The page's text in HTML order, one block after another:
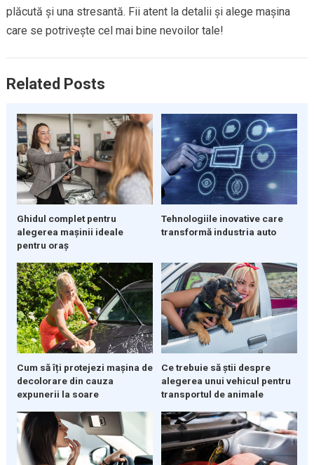
plăcută și una stresantă. Fii atent la detalii și alege mașina
care se potrivește cel mai bine nevoilor tale!
Related Posts
Ghidul complet pentru
alegerea mașinii ideale
pentru oraș
Tehnologiile inovative care
transformă industria auto
Cum să îți protejezi mașina de
decolorare din cauza
expunerii la soare
Ce trebuie să știi despre
alegerea unui vehicul pentru
transportul de animale